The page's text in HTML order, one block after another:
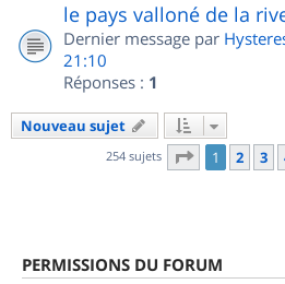
le pays valloné de la
Dernier message par
21:10
Réponses : 1
Nouveau sujet
254 sujets Page 1sur
1 2 3
PERMISSIONS DU FORUM